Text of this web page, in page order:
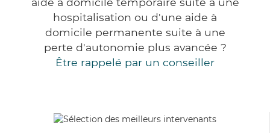
hospitalisation ou d'une aide à
domicile permanente suite à une
perte d'autonomie plus avancée ?
Être rappelé par un conseiller